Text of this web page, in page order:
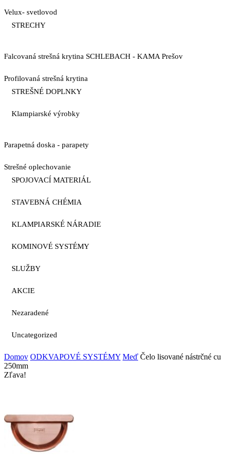
Velux- svetlovod
STRECHY
Falcovaná strešná krytina SCHLEBACH - KAMA Prešov
Profilovaná strešná krytina
STREŠNÉ DOPLNKY
Klampiarské výrobky
Parapetná doska - parapety
Strešné oplechovanie
SPOJOVACÍ MATERIÁL
STAVEBNÁ CHÉMIA
KLAMPIARSKÉ NÁRADIE
KOMINOVÉ SYSTÉMY
SLUŽBY
AKCIE
Nezaradené
Uncategorized
Domov ODKVAPOVÉ SYSTÉMY Meď Čelo lisované nástrčné cu
250mm
Zľava!